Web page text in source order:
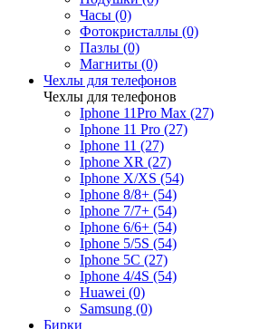
Часы (0)
Фотокристаллы (0)
Пазлы (0)
Магниты (0)
Чехлы для телефонов
Чехлы для телефонов
Iphone 11Pro Max (27)
Iphone 11 Pro (27)
Iphone 11 (27)
Iphone XR (27)
Iphone X/XS (54)
Iphone 8/8+ (54)
Iphone 7/7+ (54)
Iphone 6/6+ (54)
Iphone 5/5S (54)
Iphone 5C (27)
Iphone 4/4S (54)
Huawei (0)
Samsung (0)
Бирки